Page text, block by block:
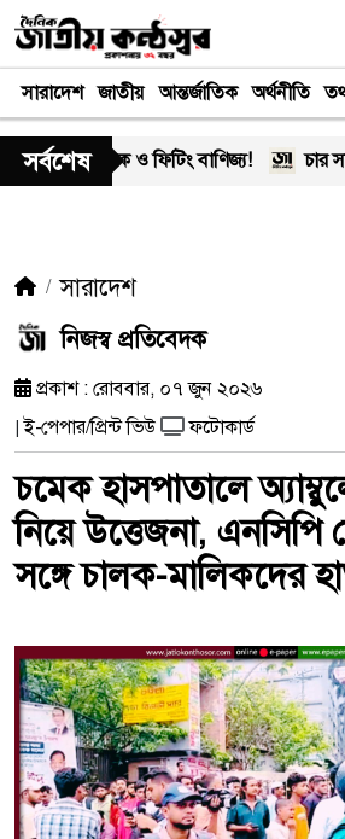
সারাদেশ জাতীয় আন্তর্জাতিক অর্থনীতি
সর্বশেষ
মাদক ও ফিটিং বাণিজ্য! চার
সারাদেশ
নিজস্ব প্রতিবেদক
প্রকাশ : রোববার, ০৭ জুন ২০২৬
| ই-পেপার/প্রিন্ট ভিউ ফটোকার্ড
চমেক হাসপাতালে
নিয়ে উত্তেজনা, এনসিপি
সঙ্গে চালক-মালিকদের